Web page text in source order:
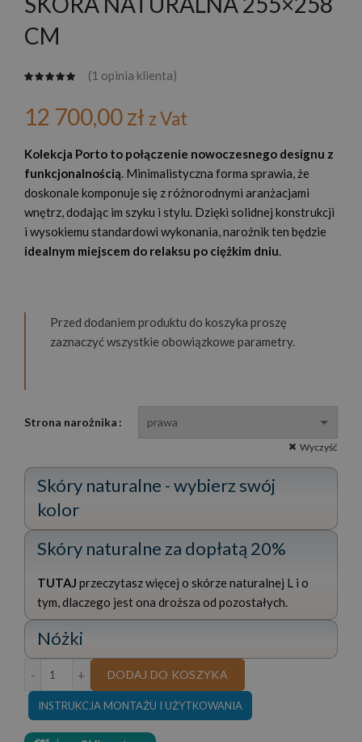
CM
(1 opinia klienta)
12 700,00zł z Vat
Kolekcja Porto to połączenie nowoczesnego designu z
funkcjonalnością. Minimalistyczna forma sprawia, że
doskonale komponuje się z różnorodnymi aranżacjami
wnętrz, dodając im szyku i stylu. Dzięki solidnej konstrukcji
i wysokiemu standardowi wykonania, narożnik ten będzie
idealnym miejscem do relaksu po ciężkim dniu.
Przed dodaniem produktu do koszyka proszę
zaznaczyć wszystkie obowiązkowe parametry.
Strona narożnika
Wyczyść
Skóry naturalne - wybierz swój
kolor
Skóry naturalne za dopłatą 20%
TUTAJ przeczytasz więcej o skórze naturalnej L i o
tym, dlaczego jest ona droższa od pozostałych.
Nóżki
ilość NAROŻNIK PORTO II RELAX SKÓRA NATURALNA
DODAJ DO KOSZYKA
INSTRUKCJA MONTAŻU I UŻYTKOWANIA